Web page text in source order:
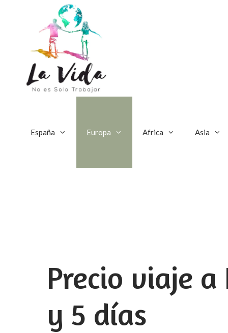
España Europa Africa Asia
Precio viaje
y 5 días